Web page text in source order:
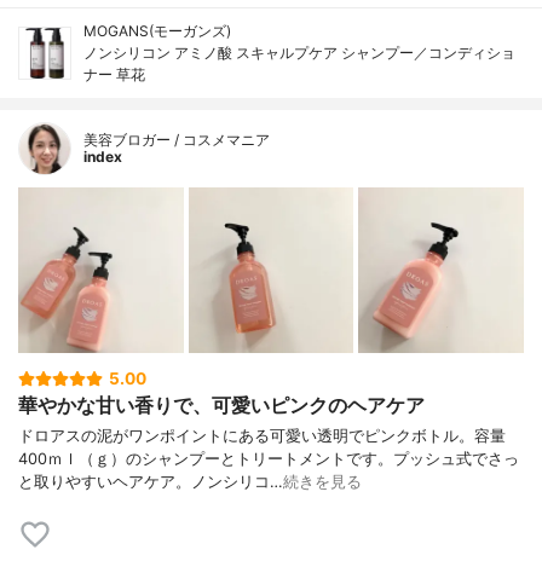
MOGANS(モーガンズ)
ノンシリコン アミノ酸 スキャルプケア シャンプー／コンディショ
ナー 草花
美容ブロガー / コスメマニア
index
5.00
華やかな甘い香りで、可愛いピンクのヘアケア
ドロアスの泥がワンポイントにある可愛い透明でピンクボトル。容量
400ｍｌ（ｇ）のシャンプーとトリートメントです。プッシュ式でさっ
と取りやすいヘアケア。ノンシリコ…続きを見る